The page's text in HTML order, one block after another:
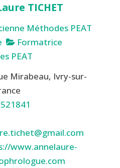
TICHET
Méthodes PEAT
Formatrice
PEAT
Mirabeau, Ivry-sur-
www.annelaure-